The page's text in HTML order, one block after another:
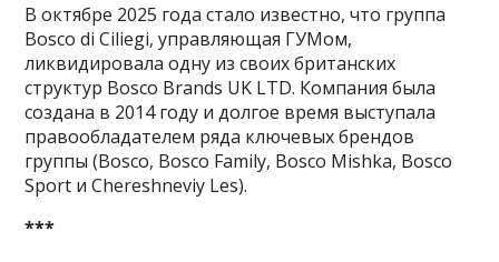
В октябре 2025 года стало известно, что группа
Bosco di Ciliegi, управляющая ГУМом,
ликвидировала одну из своих британских
структур Bosco Brands UK LTD. Компания была
создана в 2014 году и долгое время выступала
правообладателем ряда ключевых брендов
группы (Bosco, Bosco Family, Bosco Mishka, Bosco
Sport и Chereshneviy Les).
***